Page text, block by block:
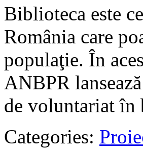
Biblioteca este
România care
populaţie. În
ANBPR
de voluntariat în
Categories: